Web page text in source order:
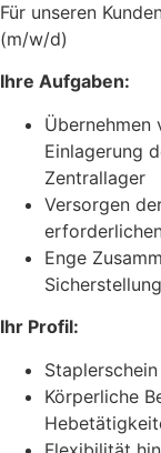
Für unseren
(m/w/d)
Ihre Aufgaben:
Übernehmen
Einlagerung
Zentrallager
Versorgen
Enge
Ihr Profil:
Körperliche